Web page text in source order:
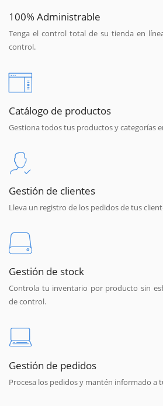
100% Administrable
Tenga el control total de su tienda en
control.
Catálogo de productos
Gestiona todos tus productos y categorías
Gestión de clientes
Lleva un registro de los pedidos de tus
Gestión de stock
Controla tu inventario por producto sin
de control.
Gestión de pedidos
Procesa los pedidos y mantén informado a